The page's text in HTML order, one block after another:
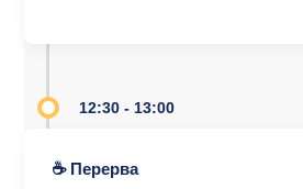
12:30 - 13:00
☕ Перерва